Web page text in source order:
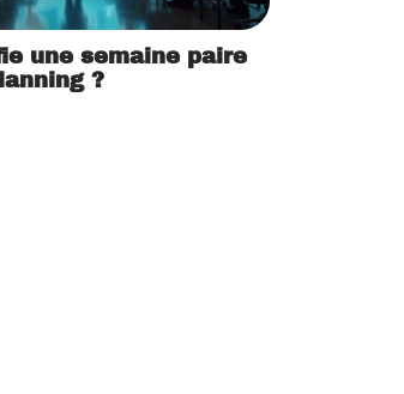
une semaine paire
?